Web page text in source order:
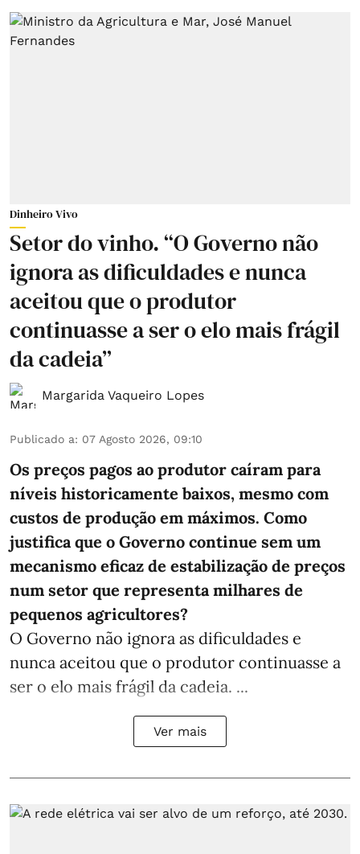
Dinheiro Vivo
Setor do vinho. “O Governo não
ignora as dificuldades e nunca
aceitou que o produtor
continuasse a ser o elo mais frágil
da cadeia”
Margarida Vaqueiro Lopes
Publicado a: 07 Agosto 2026, 09:10
Os preços pagos ao produtor caíram para
níveis historicamente baixos, mesmo com
custos de produção em máximos. Como
justifica que o Governo continue sem um
mecanismo eficaz de estabilização de preços
num setor que representa milhares de
pequenos agricultores?
O Governo não ignora as dificuldades e
nunca aceitou que o produtor continuasse a
ser o elo mais frágil da cadeia. ...
Ver mais